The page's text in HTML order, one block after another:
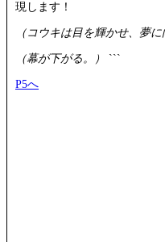
現します！
（コウキは目を輝かせ、夢
（幕が下がる。） ```
P5へ